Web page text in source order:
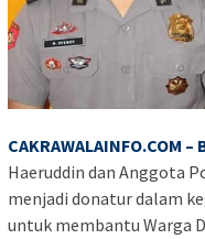
CAKRAWALAINFO.COM –
Haeruddin dan Anggota
menjadi donatur dalam
untuk membantu Warga